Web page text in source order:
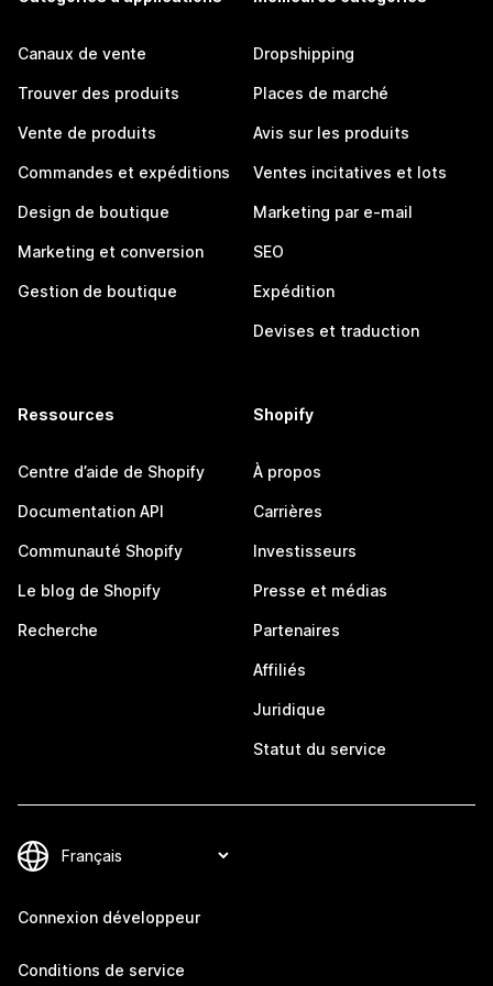
Canaux de vente
Trouver des produits
Vente de produits
Commandes et expéditions
Design de boutique
Marketing et conversion
Gestion de boutique
Dropshipping
Places de marché
Avis sur les produits
Ventes incitatives et lots
Marketing par e-mail
SEO
Expédition
Devises et traduction
Ressources
Centre d’aide de Shopify
Documentation API
Communauté Shopify
Le blog de Shopify
Recherche
Shopify
À propos
Carrières
Investisseurs
Presse et médias
Partenaires
Affiliés
Juridique
Statut du service
Connexion développeur
Conditions de service